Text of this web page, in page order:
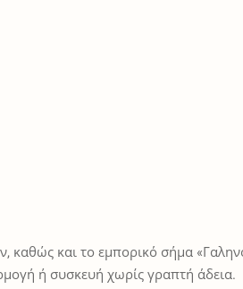
και το εμπορικό σήμα
ή συσκευή χωρίς γραπτή άδεια.